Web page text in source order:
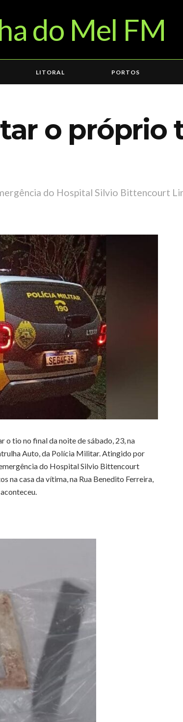
LITORAL PORTOS
o próprio
do Hospital Silvio Bittencourt
o tio no final da noite de sábado, 23, na
Auto, da Polícia Militar. Atingido por
do Hospital Silvio Bittencourt
na casa da vítima, na Rua Benedito Ferreira,